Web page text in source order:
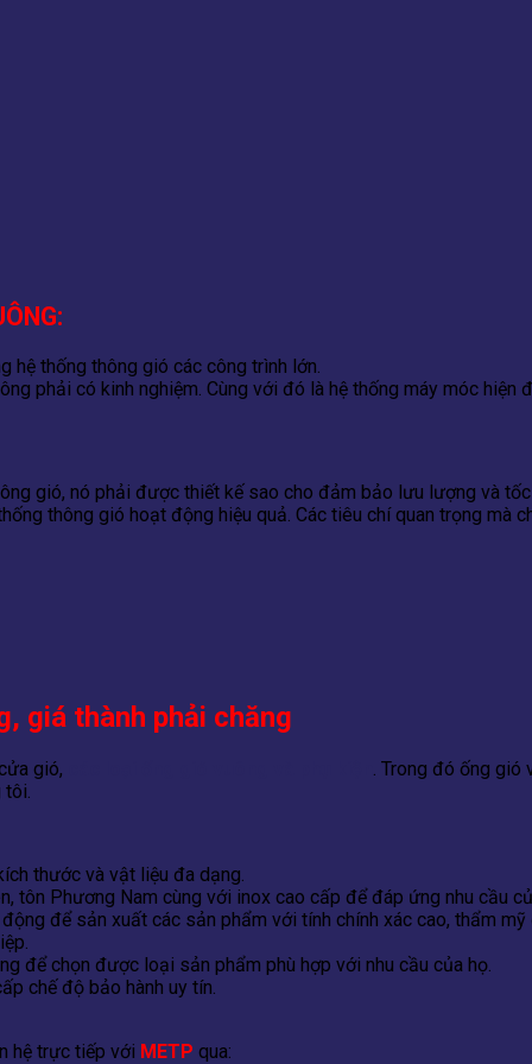
hệ thống thông gió các công trình lớn.
phải có kinh nghiệm. Cùng với đó là hệ thống máy móc
gió, nó phải được thiết kế sao cho đảm bảo lưu lượng và
thông gió hoạt động hiệu quả. Các tiêu chí quan trọng mà
giá thành phải chăng
gió, . Trong đó ống gió
tôi.
thước và vật liệu đa dạng.
tôn Phương Nam cùng với inox cao cấp để đáp ứng nhu cầu
để sản xuất các sản phẩm với tính chính xác cao, thẩm
để chọn được loại sản phẩm phù hợp với nhu cầu của họ.
chế độ bảo hành uy tín.
hệ trực tiếp với METP qua: